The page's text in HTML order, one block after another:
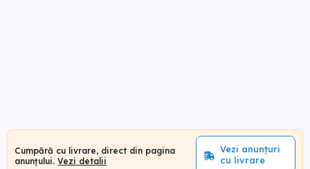
Cumpără cu livrare, direct din pagina
anunțului. Vezi detalii
Vezi anunțuri
cu livrare